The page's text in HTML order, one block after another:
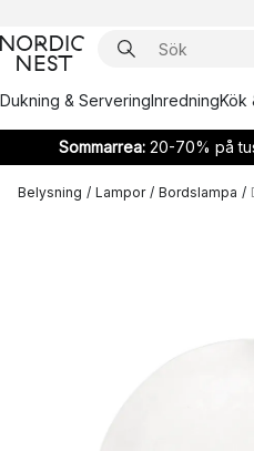
Dukning & ServeringInredningKök
Sommarrea:20-70% på
Belysning / Lampor / Bordslampa /